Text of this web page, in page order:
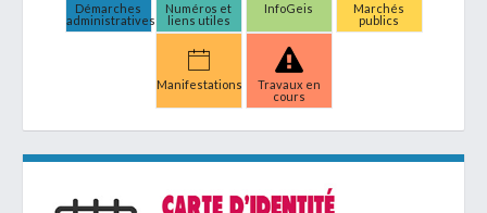
Démarches
administratives
Numéros et
liens utiles
InfoGeis
Marchés
publics
Manifestations
Travaux en
cours